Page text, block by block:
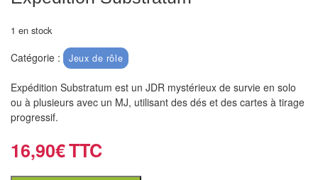
air
Pendules
Echiquier
pour
aveugles
Logiciels
d'échecs
1 en stock
Catégorie : Jeux de rôle
Expédition Substratum est un JDR mystérieux de survie en solo
ou à plusieurs avec un MJ, utilisant des dés et des cartes à tirage
progressif.
16,90€